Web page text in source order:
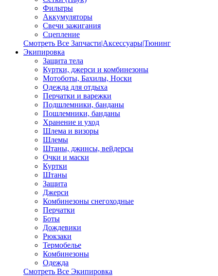
Фильтры
Аккумуляторы
Свечи зажигания
Сцепление
Смотреть Все Запчасти|Аксессуары|Тюнинг
Экипировка
Защита тела
Куртки, джерси и комбинезоны
Мотоботы, Бахилы, Носки
Одежда для отдыха
Перчатки и варежки
Подшлемники, банданы
Пошлемники, банданы
Хранение и уход
Шлема и визоры
Шлемы
Штаны, джинсы, вейдерсы
Очки и маски
Куртки
Штаны
Защита
Джерси
Комбинезоны снегоходные
Перчатки
Боты
Дождевики
Рюкзаки
Термобелье
Комбинезоны
Одежда
Смотреть Все Экипировка